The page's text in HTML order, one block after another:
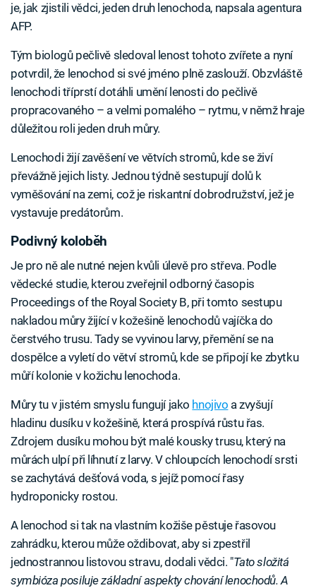
je, jak zjistili vědci, jeden druh lenochoda, napsala agentura
AFP.
Tým biologů pečlivě sledoval lenost tohoto zvířete a nyní
potvrdil, že lenochod si své jméno plně zaslouží. Obzvláště
lenochodi tříprstí dotáhli umění lenosti do pečlivě
propracovaného – a velmi pomalého – rytmu, v němž hraje
důležitou roli jeden druh můry.
Lenochodi žijí zavěšení ve větvích stromů, kde se živí
převážně jejich listy. Jednou týdně sestupují dolů k
vyměšování na zemi, což je riskantní dobrodružství, jež je
vystavuje predátorům.
Podivný koloběh
Je pro ně ale nutné nejen kvůli úlevě pro střeva. Podle
vědecké studie, kterou zveřejnil odborný časopis
Proceedings of the Royal Society B, při tomto sestupu
nakladou můry žijící v kožešině lenochodů vajíčka do
čerstvého trusu. Tady se vyvinou larvy, přemění se na
dospělce a vyletí do větví stromů, kde se připojí ke zbytku
můří kolonie v kožichu lenochoda.
Můry tu v jistém smyslu fungují jako hnojivo a zvyšují
hladinu dusíku v kožešině, která prospívá růstu řas.
Zdrojem dusíku mohou být malé kousky trusu, který na
můrách ulpí při líhnutí z larvy. V chloupcích lenochodí srsti
se zachytává dešťová voda, s jejíž pomocí řasy
hydroponicky rostou.
A lenochod si tak na vlastním kožiše pěstuje řasovou
zahrádku, kterou může oždibovat, aby si zpestřil
jednostrannou listovou stravu, dodali vědci. "Tato složitá
symbióza posiluje základní aspekty chování lenochodů. A